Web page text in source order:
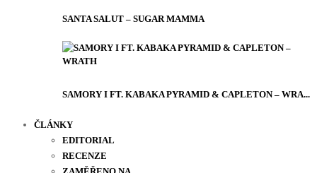
SANTA SALUT – SUGAR MAMMA
SAMORY I FT. KABAKA PYRAMID & CAPLETON – WRA...
ČLÁNKY
EDITORIAL
RECENZE